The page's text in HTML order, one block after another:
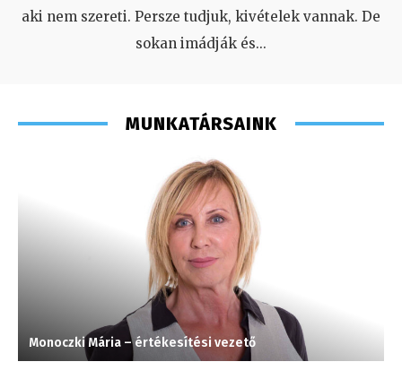
aki nem szereti. Persze tudjuk, kivételek vannak. De
sokan imádják és...
MUNKATÁRSAINK
Monoczki Mária – értékesítési vezető